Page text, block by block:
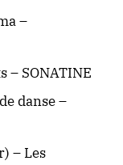
–
– SONATINE
danse –
– Les